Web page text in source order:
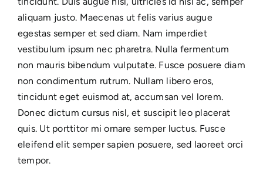
aliquam justo. Maecenas ut felis varius augue
egestas semper et sed diam. Nam imperdiet
vestibulum ipsum nec pharetra. Nulla fermentum
non mauris bibendum vulputate. Fusce posuere diam
non condimentum rutrum. Nullam libero eros,
tincidunt eget euismod at, accumsan vel lorem.
Donec dictum cursus nisl, et suscipit leo placerat
quis. Ut porttitor mi ornare semper luctus. Fusce
eleifend elit semper sapien posuere, sed laoreet orci
tempor.